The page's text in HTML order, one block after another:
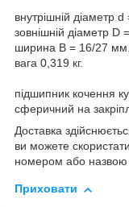
внутрішній діаметр
зовнішній діаметр D
ширина B = 16/27 мм.
вага 0,319 кг.
підшипник кочення
сферичний на
Доставка
ви можете
номером або назвою
Приховати